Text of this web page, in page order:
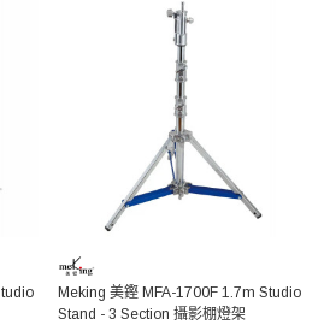
Meking 美鏗 MFA-1700F 1.7m Studio
Stand - 3 Section 攝影棚燈架